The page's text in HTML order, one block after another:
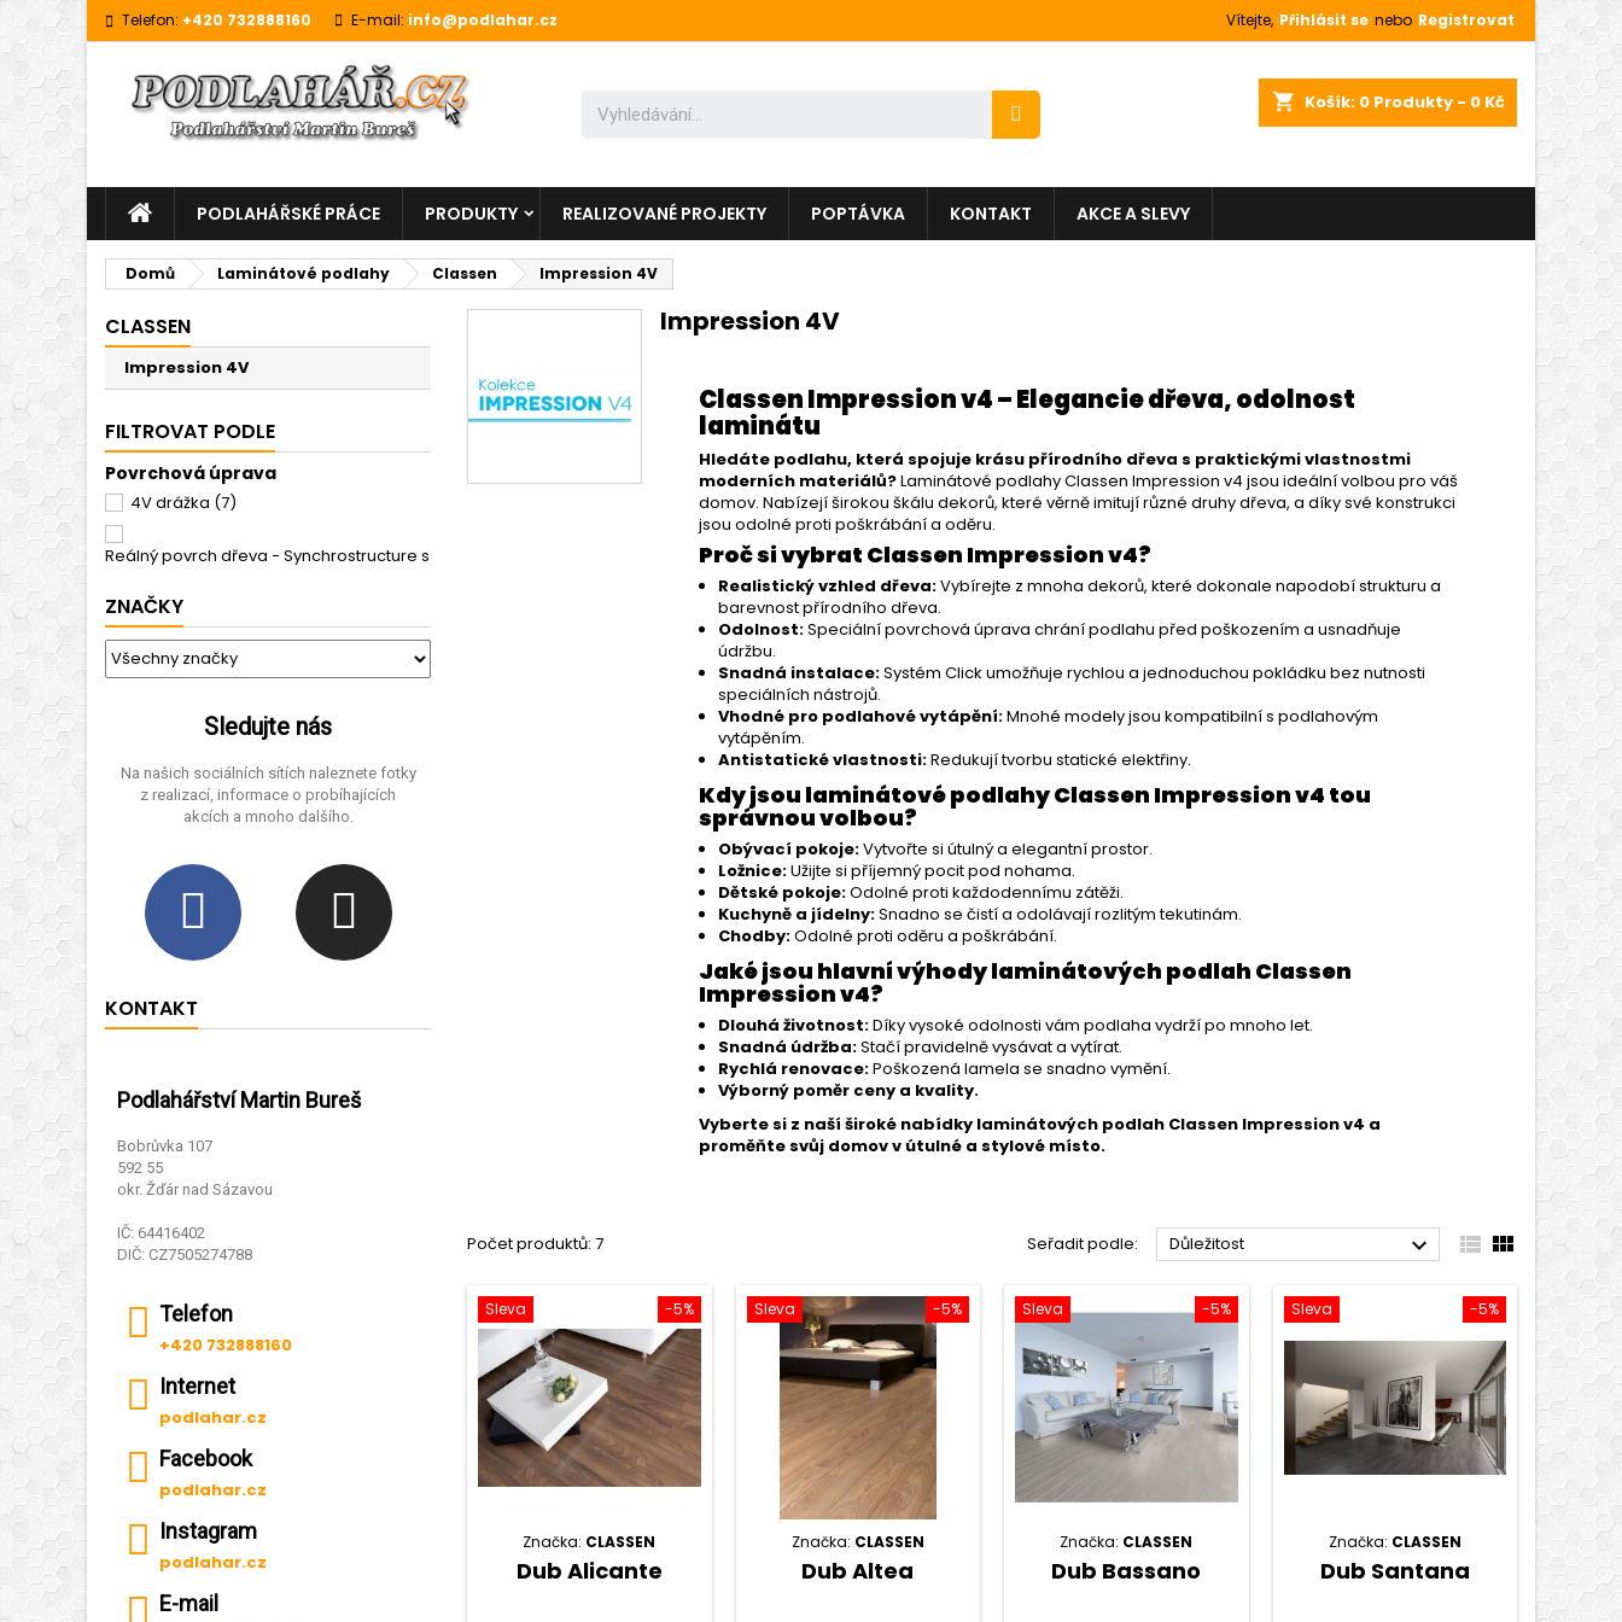
Telefon: +420 732888160 E-mail: info@podlahar.cz Vítejte, Přihlásit se nebo Registrovat
shopping_cart Košík: 0 Produkty - 0 Kč
PODLAHÁŘSKÉ PRÁCE PRODUKTY REALIZOVANÉ PROJEKTY POPTÁVKA KONTAKT AKCE A SLEVY
Domů Laminátové podlahy Classen Impression 4V
CLASSEN
Impression 4V
FILTROVAT PODLE
Povrchová úprava
4V drážka (7)
Reálný povrch dřeva - Synchrostructure s Aqua Stop
ZNAČKY
Sledujte nás
Na našich sociálních sítích naleznete fotky
z realizací, informace o probíhajících
akcích a mnoho dalšího.
KONTAKT
Podlahářství Martin Bureš
Bobrůvka 107
592 55
okr. Žďár nad Sázavou
IČ: 64416402
DIČ: CZ7505274788
Telefon
+420 732888160
Internet
podlahar.cz
Facebook
podlahar.cz
Instagram
podlahar.cz
E-mail
Impression 4V
Classen Impression v4 – Elegancie dřeva, odolnost
laminátu
Hledáte podlahu, která spojuje krásu přírodního dřeva s praktickými vlastnostmi
moderních materiálů?Laminátové podlahy Classen Impression v4 jsou ideální volbou pro váš
domov. Nabízejí širokou škálu dekorů, které věrně imitují různé druhy dřeva, a díky své konstrukci
jsou odolné proti poškrábání a oděru.
Proč si vybrat Classen Impression v4?
Realistický vzhled dřeva:Vybírejte z mnoha dekorů, které dokonale napodobí strukturu a
barevnost přírodního dřeva.
Odolnost:Speciální povrchová úprava chrání podlahu před poškozením a usnadňuje
údržbu.
Snadná instalace:Systém Click umožňuje rychlou a jednoduchou pokládku bez nutnosti
speciálních nástrojů.
Vhodné pro podlahové vytápění:Mnohé modely jsou kompatibilní s podlahovým
vytápěním.
Antistatické vlastnosti:Redukují tvorbu statické elektřiny.
Kdy jsou laminátové podlahy Classen Impression v4 tou
správnou volbou?
Obývací pokoje:Vytvořte si útulný a elegantní prostor.
Ložnice:Užijte si příjemný pocit pod nohama.
Dětské pokoje:Odolné proti každodennímu zátěži.
Kuchyně a jídelny:Snadno se čistí a odolávají rozlitým tekutinám.
Chodby:Odolné proti oděru a poškrábání.
Jaké jsou hlavní výhody laminátových podlah Classen
Impression v4?
Dlouhá životnost:Díky vysoké odolnosti vám podlaha vydrží po mnoho let.
Snadná údržba:Stačí pravidelně vysávat a vytírat.
Rychlá renovace:Poškozená lamela se snadno vymění.
Výborný poměr ceny a kvality.
Vyberte si z naší široké nabídky laminátových podlah Classen Impression v4 a
proměňte svůj domov v útulné a stylové místo.
Počet produktů: 7 Seřadit podle: Důležitost   
-5%
Sleva
Značka: CLASSEN
Dub Alicante
-5%
Sleva
Značka: CLASSEN
Dub Altea
-5%
Sleva
Značka: CLASSEN
Dub Bassano
-5%
Sleva
Značka: CLASSEN
Dub Santana